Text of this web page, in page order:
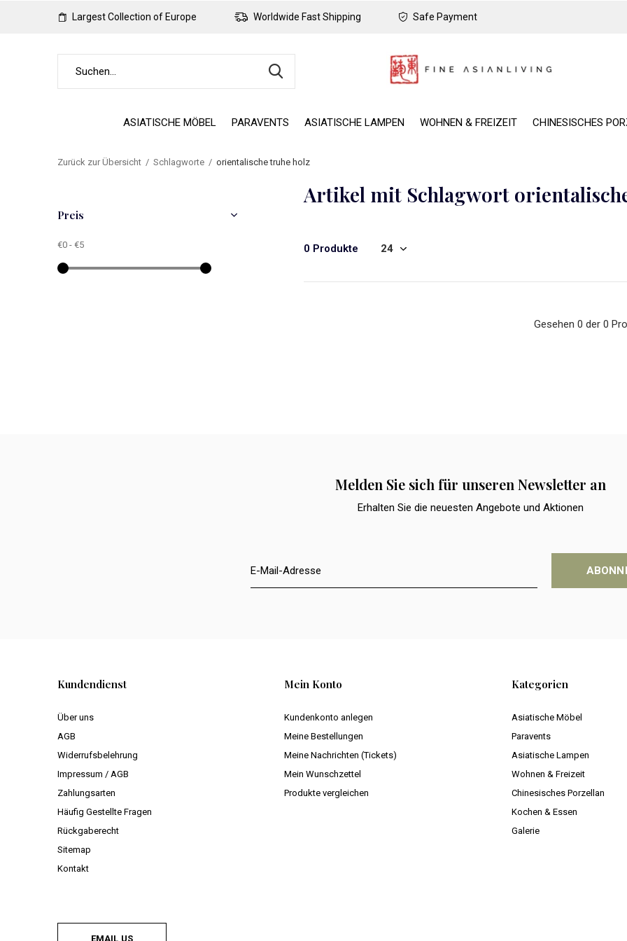
ASIATISCHE MÖBEL PARAVENTS ASIATISCHE LAMPEN WOHNEN & FREIZEIT CHINESISCHES
Largest Collection of Europe Worldwide Fast Shipping Safe Payment
Zurück zur Übersicht Schlagworte orientalische truhe holz
Artikel mit Schlagwort
0 Produkte
Gesehen 0 der 0
Preis
€0 - €5
Melden Sie sich für unseren Newsletter an
Erhalten Sie die neuesten Angebote und Aktionen
Kundendienst
Über uns
AGB
Widerrufsbelehrung
Impressum / AGB
Zahlungsarten
Häufig Gestellte Fragen
Rückgaberecht
Sitemap
Kontakt
Mein Konto
Kundenkonto anlegen
Meine Bestellungen
Meine Nachrichten (Tickets)
Mein Wunschzettel
Produkte vergleichen
Kategorien
Asiatische Möbel
Paravents
Asiatische Lampen
Wohnen & Freizeit
Chinesisches Porzellan
Kochen & Essen
Galerie
EMAIL US